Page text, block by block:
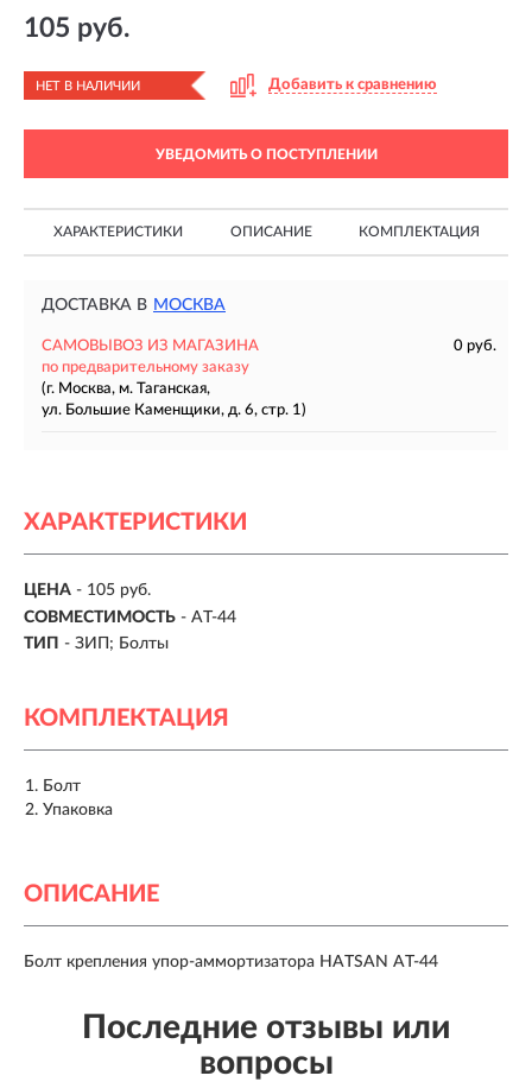
105 руб.
НЕТ В НАЛИЧИИ Добавить к сравнению
УВЕДОМИТЬ О ПОСТУПЛЕНИИ
ХАРАКТЕРИСТИКИ ОПИСАНИЕ КОМПЛЕКТАЦИЯ
ДОСТАВКА В МОСКВА
САМОВЫВОЗ ИЗ МАГАЗИНА
0 руб.
по предварительному заказу
(г. Москва, м. Таганская,
ул. Большие Каменщики, д. 6, стр. 1)
ХАРАКТЕРИСТИКИ
ЦЕНА - 105 руб.
СОВМЕСТИМОСТЬ - AT-44
ТИП - ЗИП; Болты
КОМПЛЕКТАЦИЯ
Болт
Упаковка
ОПИСАНИЕ
Болт крепления упор-аммортизатора HATSAN AT-44
Последние отзывы или
вопросы